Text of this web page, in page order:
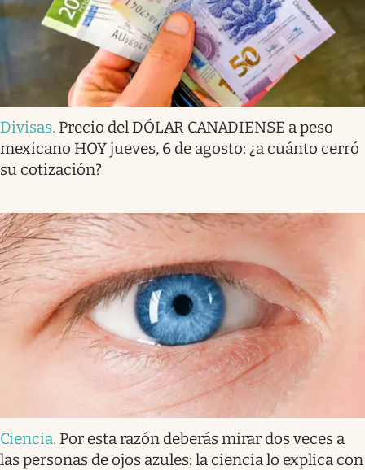
Divisas. Precio del DÓLAR CANADIENSE a peso
mexicano HOY jueves, 6 de agosto: ¿a cuánto cerró
su cotización?
Ciencia. Por esta razón deberás mirar dos veces a
las personas de ojos azules: la ciencia lo explica con